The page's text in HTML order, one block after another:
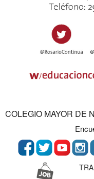
COLEGIO MAYOR DE